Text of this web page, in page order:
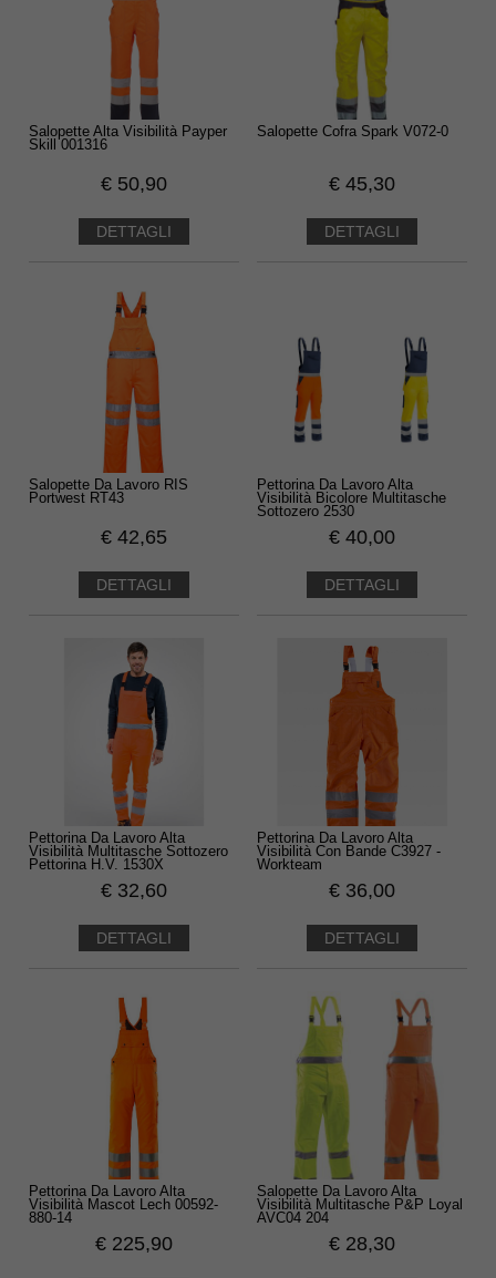
Salopette Alta Visibilità Payper
Skill 001316
€ 50,90
DETTAGLI
Salopette Cofra Spark V072-0
€ 45,30
DETTAGLI
Salopette Da Lavoro RIS
Portwest RT43
€ 42,65
DETTAGLI
Pettorina Da Lavoro Alta
Visibilità Bicolore Multitasche
Sottozero 2530
€ 40,00
DETTAGLI
Pettorina Da Lavoro Alta
Visibilità Multitasche Sottozero
Pettorina H.V. 1530X
€ 32,60
DETTAGLI
Pettorina Da Lavoro Alta
Visibilità Con Bande C3927 -
Workteam
€ 36,00
DETTAGLI
Pettorina Da Lavoro Alta
Visibilità Mascot Lech 00592-
880-14
€ 225,90
Salopette Da Lavoro Alta
Visibilità Multitasche P&P Loyal
AVC04 204
€ 28,30